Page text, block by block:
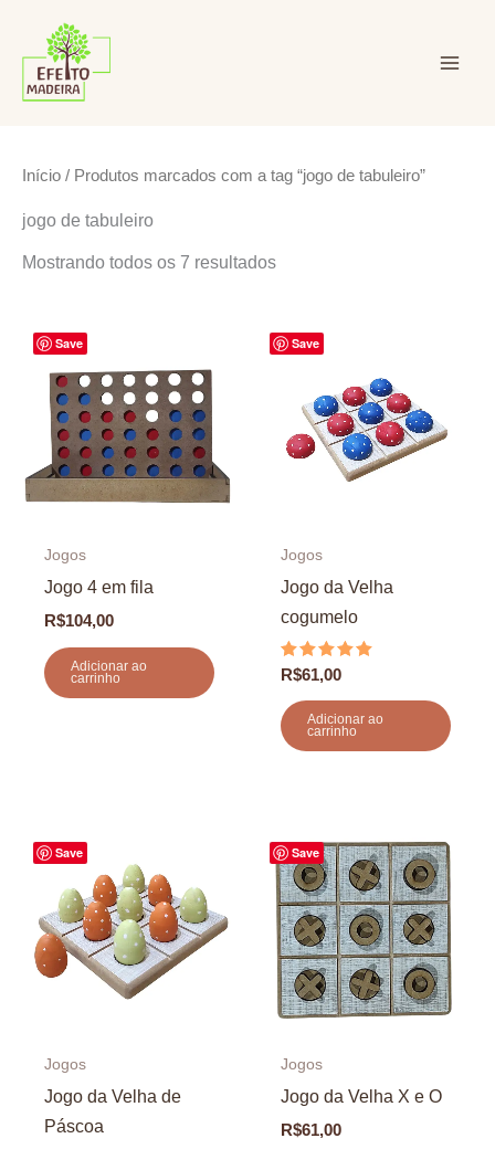
conteúdo
Início / Produtos marcados com a tag “jogo de tabuleiro”
jogo de tabuleiro
Mostrando todos os 7 resultados
Save
Jogos
Jogo 4 em fila
R$104,00
Adicionar ao
carrinho
Save
Jogos
Jogo da Velha
cogumelo
Avaliação
5.00
de 5
R$61,00
Adicionar ao
carrinho
Save
Jogos
Jogo da Velha de
Páscoa
Save
Jogos
Jogo da Velha X e O
R$61,00